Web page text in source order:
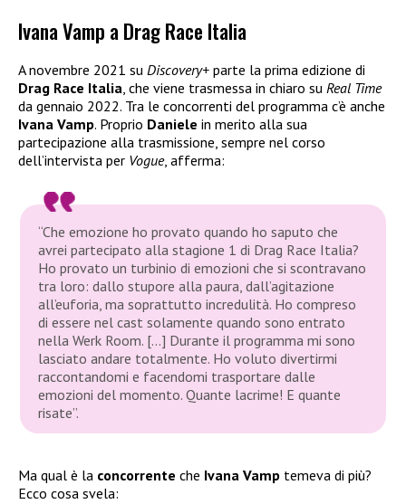
Ivana Vamp a Drag Race Italia
A novembre 2021 su Discovery+ parte la prima edizione di
Drag Race Italia, che viene trasmessa in chiaro su Real Time
da gennaio 2022. Tra le concorrenti del programma c’è anche
Ivana Vamp. Proprio Daniele in merito alla sua
partecipazione alla trasmissione, sempre nel corso
dell’intervista per Vogue, afferma:
“Che emozione ho provato quando ho saputo che
avrei partecipato alla stagione 1 di Drag Race Italia?
Ho provato un turbinio di emozioni che si scontravano
tra loro: dallo stupore alla paura, dall’agitazione
all’euforia, ma soprattutto incredulità. Ho compreso
di essere nel cast solamente quando sono entrato
nella Werk Room. […] Durante il programma mi sono
lasciato andare totalmente. Ho voluto divertirmi
raccontandomi e facendomi trasportare dalle
emozioni del momento. Quante lacrime! E quante
risate”.
Ma qual è la concorrente che Ivana Vamp temeva di più?
Ecco cosa svela: